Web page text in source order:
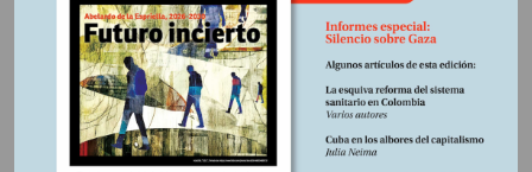
11 octubre, 2023 Escrito por: Carlos Eduardo Maldonado
Edición N°237
De la crisis climática a la
crisis catástrofe climática